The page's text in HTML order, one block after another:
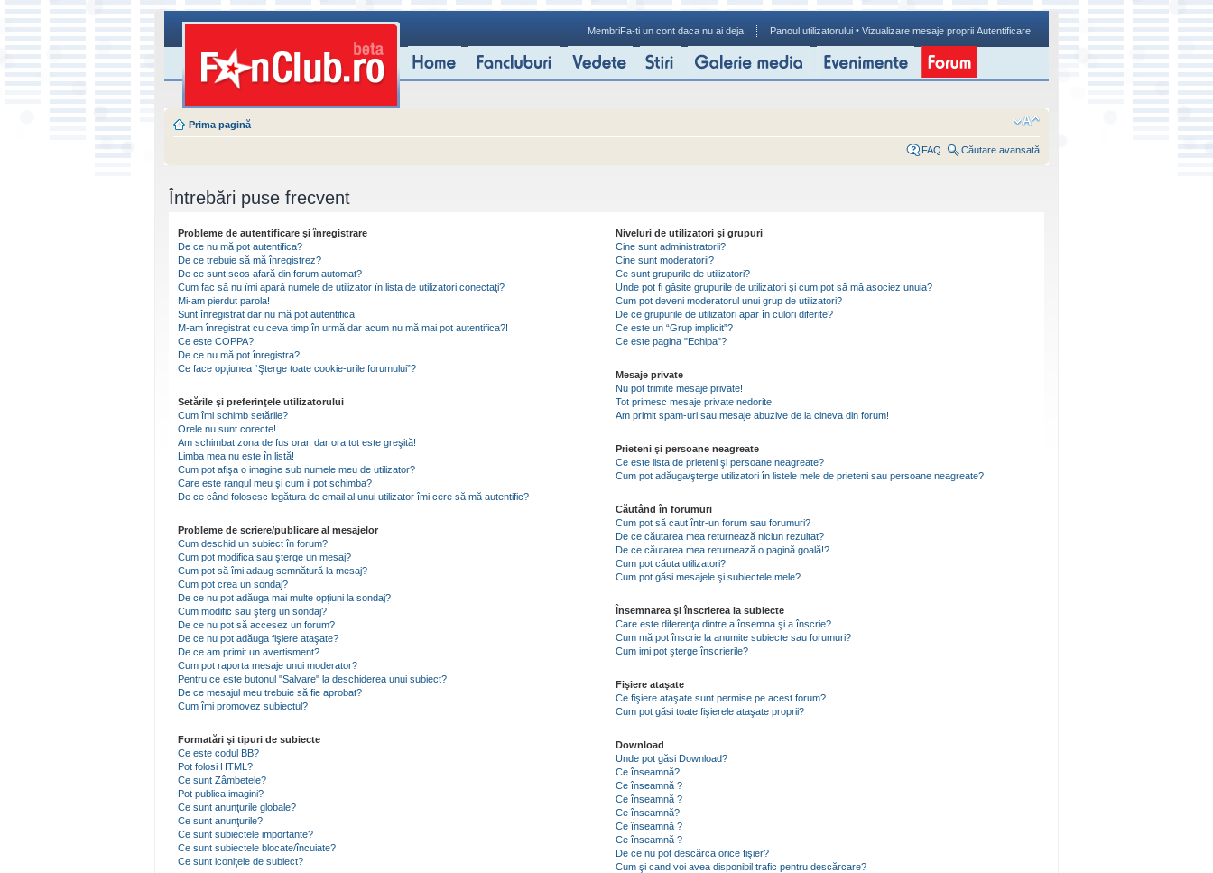
MembriFa-ti un cont daca nu ai deja! Panoul utilizatorului • Vizualizare mesaje proprii Autentificare
Prima pagină
FAQ Căutare avansată
Întrebări puse frecvent
Probleme de autentificare şi înregistrare
De ce nu mă pot autentifica?
De ce trebuie să mă înregistrez?
De ce sunt scos afară din forum automat?
Cum fac să nu îmi apară numele de utilizator în lista de utilizatori conectaţi?
Mi-am pierdut parola!
Sunt înregistrat dar nu mă pot autentifica!
M-am înregistrat cu ceva timp în urmă dar acum nu mă mai pot autentifica?!
Ce este COPPA?
De ce nu mă pot înregistra?
Ce face opţiunea “Şterge toate cookie-urile forumului”?
Setările şi preferinţele utilizatorului
Cum îmi schimb setările?
Orele nu sunt corecte!
Am schimbat zona de fus orar, dar ora tot este greşită!
Limba mea nu este în listă!
Cum pot afişa o imagine sub numele meu de utilizator?
Care este rangul meu şi cum il pot schimba?
De ce când folosesc legătura de email al unui utilizator îmi cere să mă autentific?
Probleme de scriere/publicare al mesajelor
Cum deschid un subiect în forum?
Cum pot modifica sau şterge un mesaj?
Cum pot să îmi adaug semnătură la mesaj?
Cum pot crea un sondaj?
De ce nu pot adăuga mai multe opţiuni la sondaj?
Cum modific sau şterg un sondaj?
De ce nu pot să accesez un forum?
De ce nu pot adăuga fişiere ataşate?
De ce am primit un avertisment?
Cum pot raporta mesaje unui moderator?
Pentru ce este butonul "Salvare" la deschiderea unui subiect?
De ce mesajul meu trebuie să fie aprobat?
Cum îmi promovez subiectul?
Formatări şi tipuri de subiecte
Ce este codul BB?
Pot folosi HTML?
Ce sunt Zâmbetele?
Pot publica imagini?
Ce sunt anunţurile globale?
Ce sunt anunţurile?
Ce sunt subiectele importante?
Ce sunt subiectele blocate/încuiate?
Ce sunt iconiţele de subiect?
Niveluri de utilizatori şi grupuri
Cine sunt administratorii?
Cine sunt moderatorii?
Ce sunt grupurile de utilizatori?
Unde pot fi găsite grupurile de utilizatori şi cum pot să mă asociez unuia?
Cum pot deveni moderatorul unui grup de utilizatori?
De ce grupurile de utilizatori apar în culori diferite?
Ce este un “Grup implicit”?
Ce este pagina "Echipa"?
Mesaje private
Nu pot trimite mesaje private!
Tot primesc mesaje private nedorite!
Am primit spam-uri sau mesaje abuzive de la cineva din forum!
Prieteni şi persoane neagreate
Ce este lista de prieteni şi persoane neagreate?
Cum pot adăuga/şterge utilizatori în listele mele de prieteni sau persoane neagreate?
Căutând în forumuri
Cum pot să caut într-un forum sau forumuri?
De ce căutarea mea returnează niciun rezultat?
De ce căutarea mea returnează o pagină goală!?
Cum pot căuta utilizatori?
Cum pot găsi mesajele şi subiectele mele?
Însemnarea şi înscrierea la subiecte
Care este diferenţa dintre a însemna şi a înscrie?
Cum mă pot înscrie la anumite subiecte sau forumuri?
Cum imi pot şterge înscrierile?
Fişiere ataşate
Ce fişiere ataşate sunt permise pe acest forum?
Cum pot găsi toate fişierele ataşate proprii?
Download
Unde pot găsi Download?
Ce înseamnă?
Ce înseamnă ?
Ce înseamnă ?
Ce înseamnă?
Ce înseamnă ?
Ce înseamnă ?
De ce nu pot descărca orice fişier?
Cum şi cand voi avea disponibil trafic pentru descărcare?